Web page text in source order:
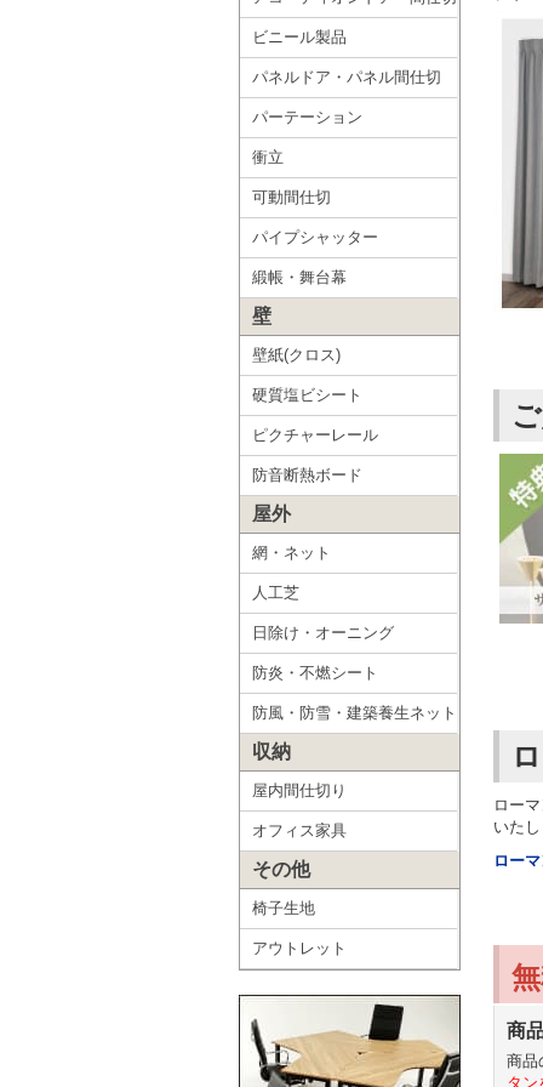
ビニール製品
パネルドア・パネル間仕切
パーテーション
衝立
可動間仕切
パイプシャッター
緞帳・舞台幕
壁
壁紙(クロス)
硬質塩ビシート
ピクチャーレール
防音断熱ボード
屋外
網・ネット
人工芝
日除け・オーニング
防炎・不燃シート
防風・防雪・建築養生ネット
収納
屋内間仕切り
オフィス家具
その他
椅子生地
アウトレット
ロー
いた
ロー
商
商品
タン